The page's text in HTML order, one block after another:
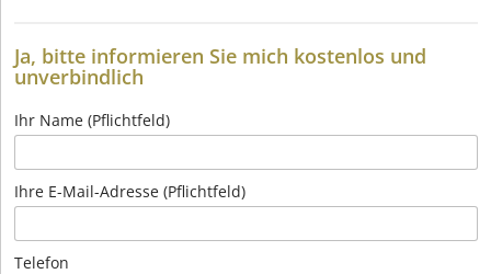
Ja, bitte informieren Sie mich kostenlos und
unverbindlich
Ihr Name (Pflichtfeld)
Ihre E-Mail-Adresse (Pflichtfeld)
Telefon